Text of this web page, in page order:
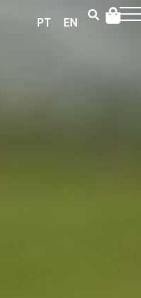
PT EN